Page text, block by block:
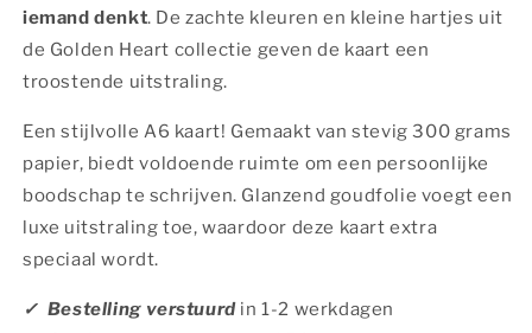
iemand denkt. De zachte kleuren en kleine hartjes uit
de Golden Heart collectie geven de kaart een
troostende uitstraling.
Een stijlvolle A6 kaart! Gemaakt van stevig 300 grams
papier, biedt voldoende ruimte om een persoonlijke
boodschap te schrijven. Glanzend goudfolie voegt een
luxe uitstraling toe, waardoor deze kaart extra
speciaal wordt.
✓ Bestelling verstuurd in 1-2 werkdagen